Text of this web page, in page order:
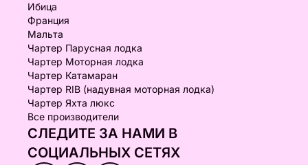
Ибица
Франция
Мальта
Чартер Парусная лодка
Чартер Моторная лодка
Чартер Катамаран
Чартер RIB (надувная моторная лодка)
Чартер Яхта люкс
Все производители
СЛЕДИТЕ ЗА НАМИ В
СОЦИАЛЬНЫХ СЕТЯХ